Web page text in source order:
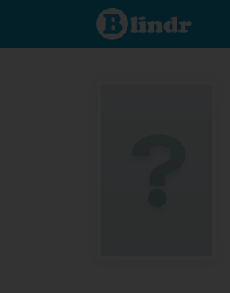
Spoznaj čo je
pod maskou.
Zoznamovacia